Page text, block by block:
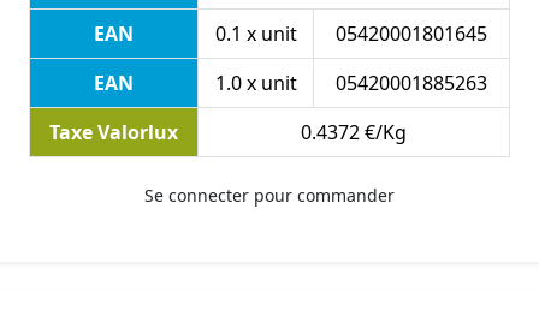
EAN
0.1 x unit
05420001801645
EAN
1.0 x unit
05420001885263
Taxe Valorlux
0.4372 €/Kg
Se connecter pour commander